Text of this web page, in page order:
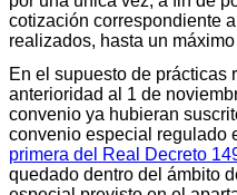
cotización correspondiente
realizados, hasta un
En el supuesto de prácticas
anterioridad al 1 de
convenio ya hubieran
convenio especial regulado
primera del Real Decreto
quedado dentro del ámbito